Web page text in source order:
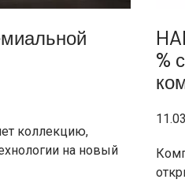
коллекцию,
на новый
%